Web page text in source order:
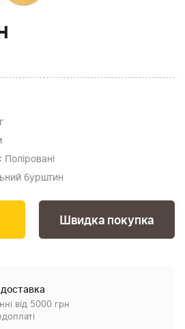
г
: Поліровані
бурштин
Швидка покупка
від 5000 грн